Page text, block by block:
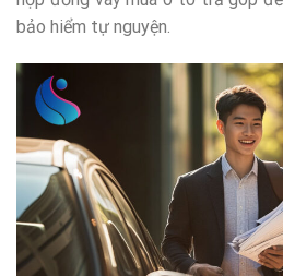
bảo hiểm tự nguyện.